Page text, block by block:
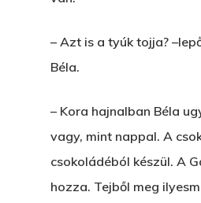
– Azt is a tyúk tojja?
Béla.
– Kora hajnalban Béla
vagy, mint nappal. A
csokoládéból készül. A
hozza. Tejből meg